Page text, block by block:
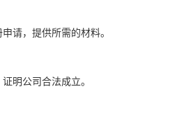
请，提供所需的材料。
明公司合法成立。